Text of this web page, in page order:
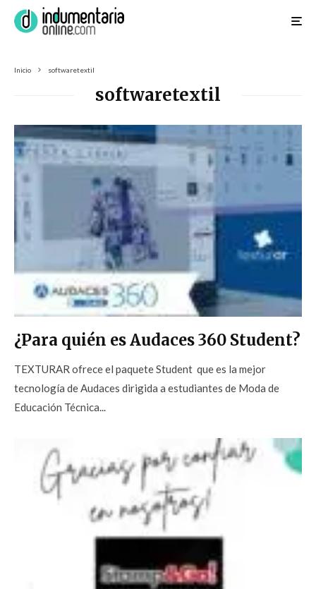
Inicio softwaretextil
softwaretextil
¿Para quién es Audaces 360 Student?
TEXTURAR ofrece el paquete Student que es la mejor
tecnología de Audaces dirigida a estudiantes de Moda de
Educación Técnica...